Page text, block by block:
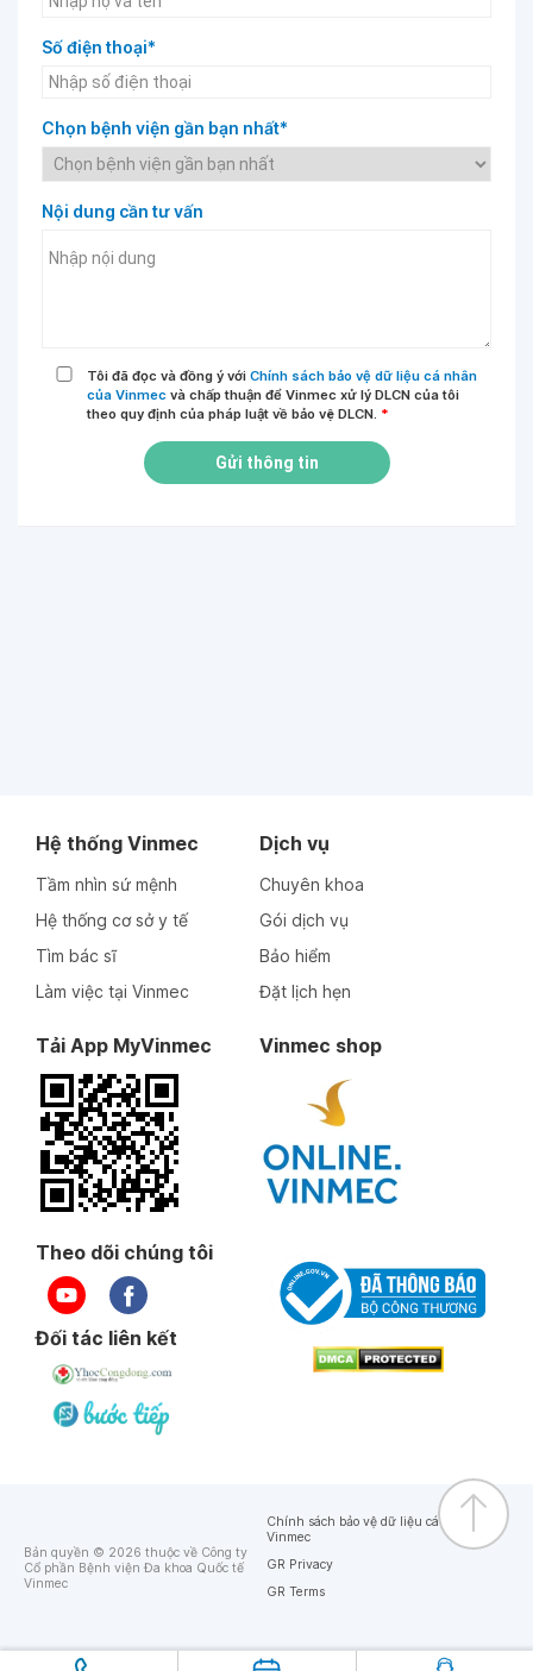
Số điện thoại*
Chọn bệnh viện gần bạn nhất*
Nội dung cần tư vấn
Tôi đã đọc và đồng ý với Chính sách bảo vệ dữ liệu cá nhân
của Vinmec và chấp thuận để Vinmec xử lý DLCN của tôi
theo quy định của pháp luật về bảo vệ DLCN. *
Gửi thông tin
Hệ thống Vinmec
Tầm nhìn sứ mệnh
Hệ thống cơ sở y tế
Tìm bác sĩ
Làm việc tại Vinmec
Dịch vụ
Chuyên khoa
Gói dịch vụ
Bảo hiểm
Đặt lịch hẹn
Tải App MyVinmec Vinmec shop
Theo dõi chúng tôi
Đối tác liên kết
Bản quyền © 2026 thuộc về Công ty
Cổ phần Bệnh viện Đa khoa Quốc tế
Vinmec
Chính sách bảo vệ dữ liệu cá nhân của
Vinmec
GR Privacy
GR Terms